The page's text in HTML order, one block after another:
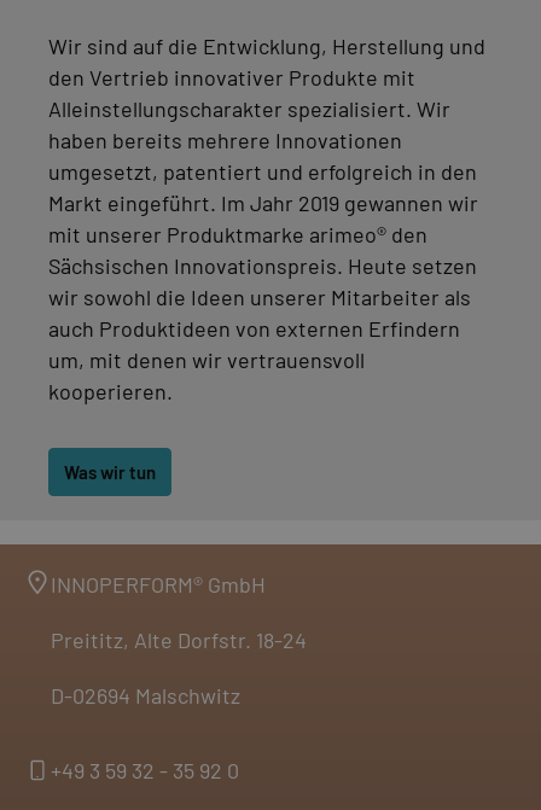
Wir sind auf die Entwicklung, Herstellung und
den Vertrieb innovativer Produkte mit
Alleinstellungscharakter spezialisiert. Wir
haben bereits mehrere Innovationen
umgesetzt, patentiert und erfolgreich in den
Markt eingeführt. Im Jahr 2019 gewannen wir
mit unserer Produktmarke arimeo® den
Sächsischen Innovationspreis. Heute setzen
wir sowohl die Ideen unserer Mitarbeiter als
auch Produktideen von externen Erfindern
um, mit denen wir vertrauensvoll
kooperieren.
Was wir tun
INNOPERFORM® GmbH
Preititz, Alte Dorfstr. 18-24
D-02694 Malschwitz
+49 3 59 32 - 35 92 0